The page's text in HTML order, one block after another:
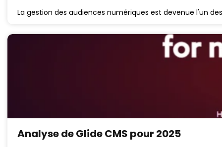
La gestion des audiences numériques est devenue l'un
Analyse de Glide CMS pour 2025